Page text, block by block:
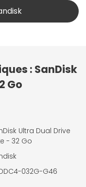
: SanDisk
Go
Ultra Dual Drive
- 32 Go
032G-G46